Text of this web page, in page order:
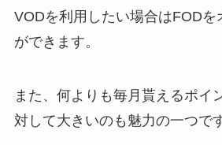
VODを利用したい場合はFODを
ができます。
また、何よりも毎月貰えるポイ
対して大きいのも魅力の一つで